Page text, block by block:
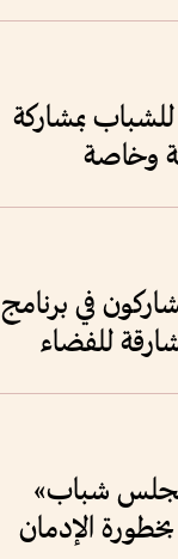
بمشاركة
في برنامج
للفضاء
شباب»
الإدمان